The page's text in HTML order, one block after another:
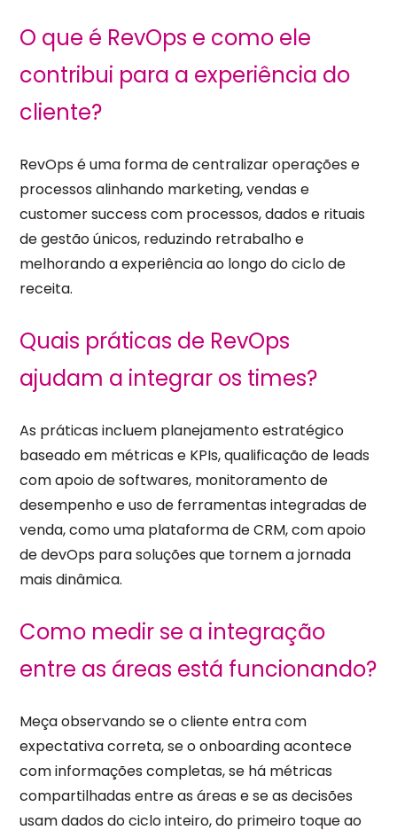
O que é RevOps e como ele
contribui para a experiência do
cliente?
RevOps é uma forma de centralizar operações e
processos alinhando marketing, vendas e
customer success com processos, dados e rituais
de gestão únicos, reduzindo retrabalho e
melhorando a experiência ao longo do ciclo de
receita.
Quais práticas de RevOps
ajudam a integrar os times?
As práticas incluem planejamento estratégico
baseado em métricas e KPIs, qualificação de leads
com apoio de softwares, monitoramento de
desempenho e uso de ferramentas integradas de
venda, como uma plataforma de CRM, com apoio
de devOps para soluções que tornem a jornada
mais dinâmica.
Como medir se a integração
entre as áreas está funcionando?
Meça observando se o cliente entra com
expectativa correta, se o onboarding acontece
com informações completas, se há métricas
compartilhadas entre as áreas e se as decisões
usam dados do ciclo inteiro, do primeiro toque ao